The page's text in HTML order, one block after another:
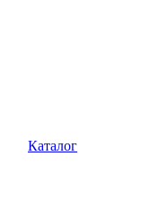
Каталог